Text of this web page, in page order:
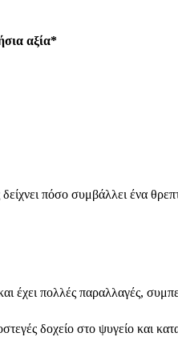
αξία*
πόσο συμβάλλει ένα
έχει πολλές παραλλαγές,
δοχείο στο ψυγείο και